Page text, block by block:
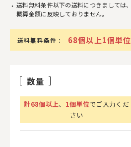
送料無料条件以下の送料につきましては、
概算金額に反映しておりません。
送料無料条件 : 68個以上1個単位
数量
計68個以上、 1個単位でご入力くだ
さい